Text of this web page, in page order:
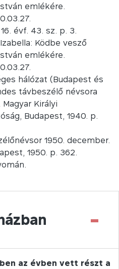
emlékére.
évf. 43. sz. p. 3.
Ködbe vesző
emlékére.
hálózat (Budapest és
távbeszélő névsora
Királyi
Budapest, 1940. p.
1950. december.
1950. p. 362.
-
az évben vett részt a